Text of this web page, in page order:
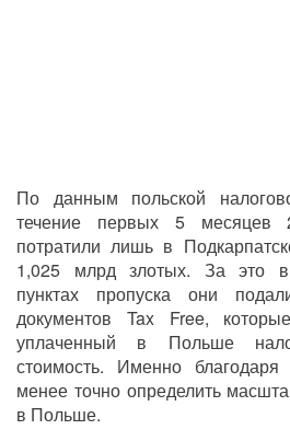
По данным польской
течение первых 5 месяцев
потратили лишь в
1,025 млрд злотых. За это
пунктах пропуска они
документов Tax Free,
уплаченный в Польше
стоимость. Именно
менее точно определить
в Польше.